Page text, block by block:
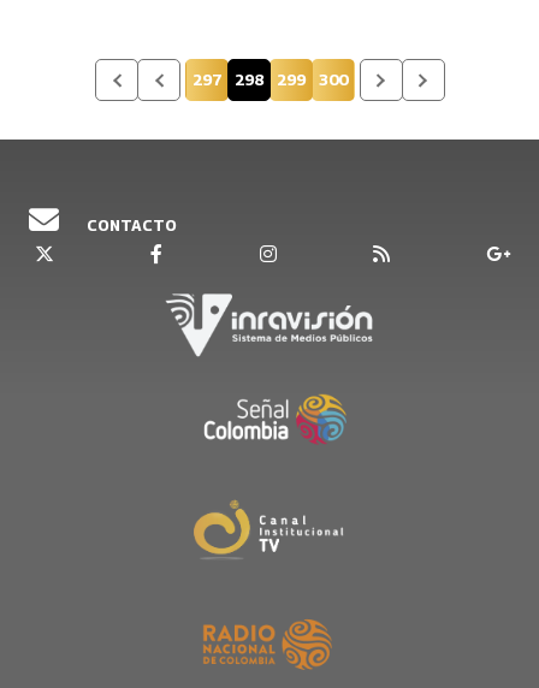
Página
297 Página actual
298 Página
299 Página
300
CONTACTO